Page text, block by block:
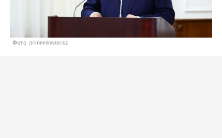
Фото: primeminister.kz